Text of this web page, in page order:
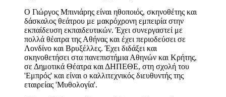
Ο Γιώργος Μπινιάρης είναι ηθοποιός, σκηνοθέτης και
δάσκαλος θεάτρου με μακρόχρονη εμπειρία στην
εκπαίδευση εκπαιδευτικών. Έχει συνεργαστεί με
πολλά θέατρα της Αθήνας και έχει περιοδεύσει σε
Λονδίνο και Βρυξέλλες. Έχει διδάξει και
σκηνοθετήσει στα πανεπιστήμια Αθηνών και Κρήτης,
σε Δημοτικά Θέατρα και ΔΗΠΕΘΕ, στη σχολή του
'Εμπρός' και είναι ο καλλιτεχνικός διευθυντής της
εταιρείας 'Μυθολογία'.